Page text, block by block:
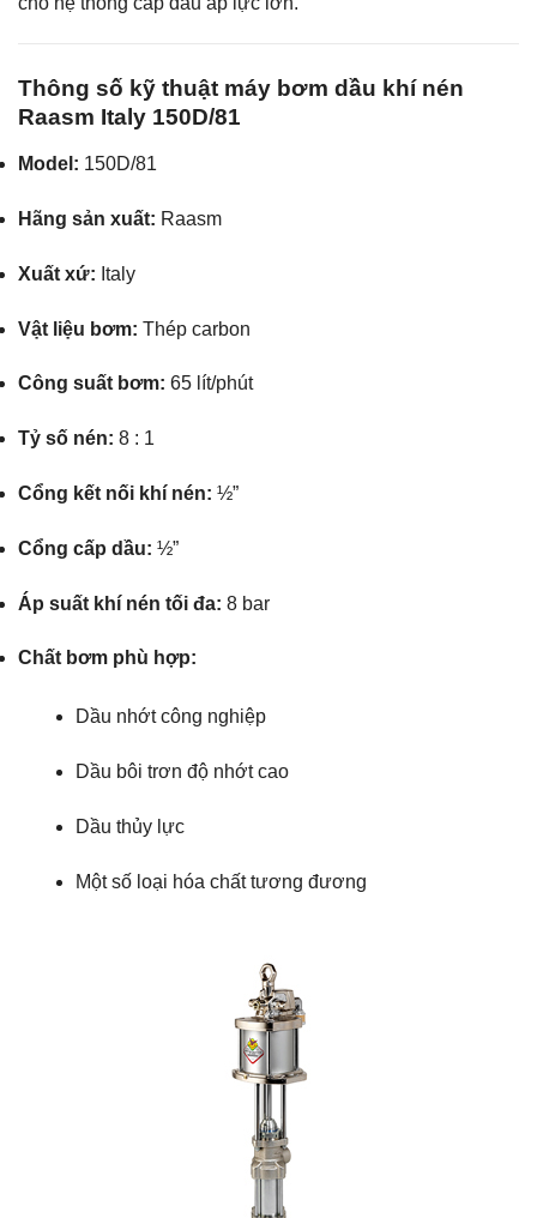
Thông số kỹ thuật máy bơm dầu khí nén
Raasm Italy 150D/81
Model: 150D/81
Hãng sản xuất: Raasm
Xuất xứ: Italy
Vật liệu bơm: Thép carbon
Công suất bơm: 65 lít/phút
Tỷ số nén: 8 : 1
Cổng kết nối khí nén: ½”
Cổng cấp dầu: ½”
Áp suất khí nén tối đa: 8 bar
Chất bơm phù hợp:
Dầu nhớt công nghiệp
Dầu bôi trơn độ nhớt cao
Dầu thủy lực
Một số loại hóa chất tương đương